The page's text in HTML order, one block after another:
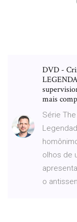
DVD -
mais
Série
olhos de
o